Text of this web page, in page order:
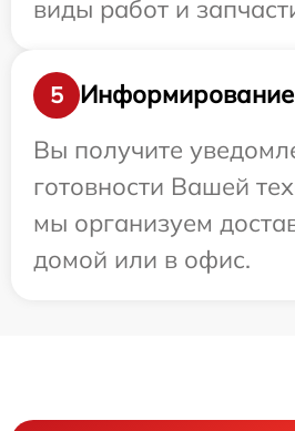
виды работ и
5
Информирование
Вы получите
готовности Вашей
мы организуем
домой или в офис.